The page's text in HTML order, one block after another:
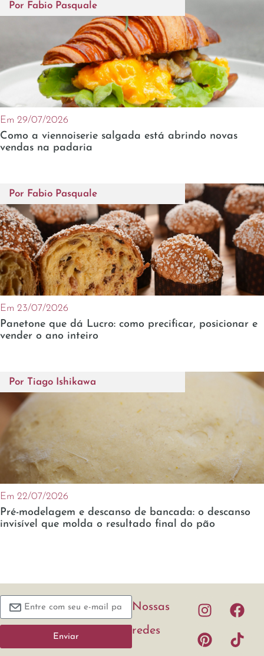
Por Fabio Pasquale
Em 29/07/2026
Como a viennoiserie salgada está abrindo novas
vendas na padaria
Por Fabio Pasquale
Em 23/07/2026
Panetone que dá Lucro: como precificar, posicionar e
vender o ano inteiro
Por Tiago Ishikawa
Em 22/07/2026
Pré-modelagem e descanso de bancada: o descanso
invisível que molda o resultado final do pão
Enviar
Nossas
redes